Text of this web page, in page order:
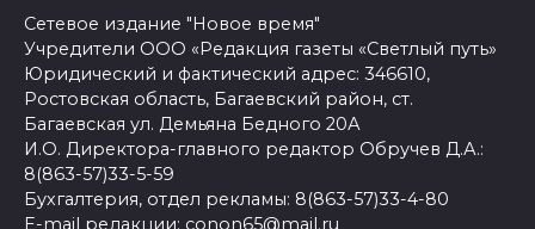
Сетевое издание "Новое время"
Учредители ООО «Редакция газеты «Светлый путь»
Юридический и фактический адрес: 346610,
Ростовская область, Багаевский район, ст.
Багаевская ул. Демьяна Бедного 20А
И.О. Директора-главного редактор Обручев Д.А.:
8(863-57)33-5-59
Бухгалтерия, отдел рекламы: 8(863-57)33-4-80
E-mail редакции: conon65@mail.ru